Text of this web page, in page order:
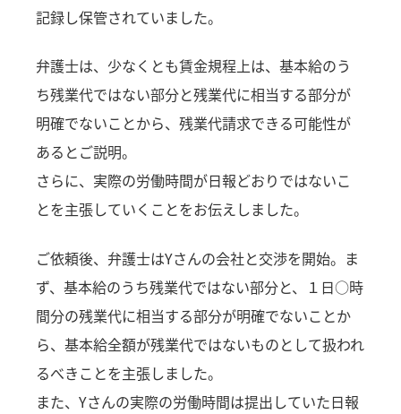
記録し保管されていました。
弁護士は、少なくとも賃金規程上は、基本給のう
ち残業代ではない部分と残業代に相当する部分が
明確でないことから、残業代請求できる可能性が
あるとご説明。
さらに、実際の労働時間が日報どおりではないこ
とを主張していくことをお伝えしました。
ご依頼後、弁護士はYさんの会社と交渉を開始。ま
ず、基本給のうち残業代ではない部分と、１日○時
間分の残業代に相当する部分が明確でないことか
ら、基本給全額が残業代ではないものとして扱われ
るべきことを主張しました。
また、Yさんの実際の労働時間は提出していた日報